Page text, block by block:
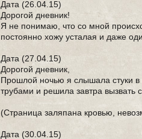
Дата (26.04.15)
Дорогой дневник!
Я не понимаю, что со мной
постоянно хожу усталая и даже
Дата (27.04.15)
Дорогой дневник,
Прошлой ночью я слышала стуки в
трубами и решила завтра вызвать
(Страница заляпана кровью,
Дата (30.04.15)